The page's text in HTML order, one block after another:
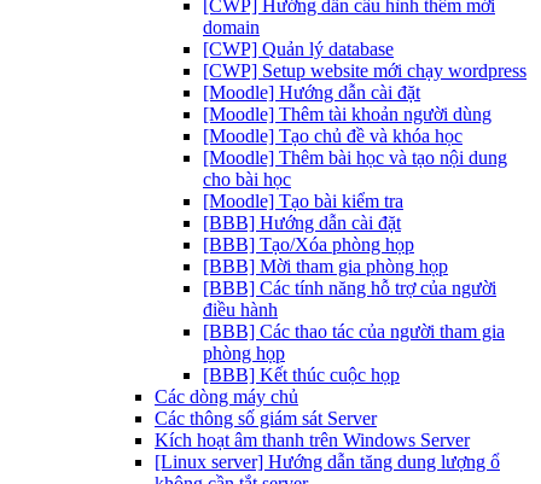
[CWP] Hướng dẫn cấu hình thêm mới
domain
[CWP] Quản lý database
[CWP] Setup website mới chạy wordpress
[Moodle] Hướng dẫn cài đặt
[Moodle] Thêm tài khoản người dùng
[Moodle] Tạo chủ đề và khóa học
[Moodle] Thêm bài học và tạo nội dung
cho bài học
[Moodle] Tạo bài kiểm tra
[BBB] Hướng dẫn cài đặt
[BBB] Tạo/Xóa phòng họp
[BBB] Mời tham gia phòng họp
[BBB] Các tính năng hỗ trợ của người
điều hành
[BBB] Các thao tác của người tham gia
phòng họp
[BBB] Kết thúc cuộc họp
Các dòng máy chủ
Các thông số giám sát Server
Kích hoạt âm thanh trên Windows Server
[Linux server] Hướng dẫn tăng dung lượng ổ